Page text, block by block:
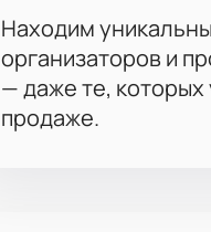
Находим
организаторов и
— даже те,
продаже.